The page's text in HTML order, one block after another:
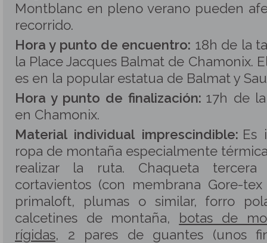
Montblanc en pleno verano pueden
recorrido.
Hora y punto de encuentro: 18h de la
la Place Jacques Balmat de Chamonix.
es en la popular estatua de Balmat y
Hora y punto de finalización: 17h de
en Chamonix.
Material individual imprescindible: Es
ropa de montaña especialmente
realizar la ruta. Chaqueta tercera
cortavientos (con membrana Gore-
primaloft, plumas o similar, forro
calcetines de montaña, botas de
rígidas, 2 pares de guantes (unos